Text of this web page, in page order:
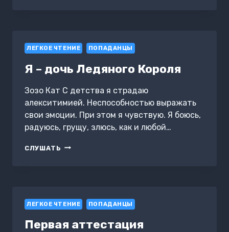
ЛЕГКОЕ ЧТЕНИЕ ПОПАДАНЦЫ
Я – дочь Ледяного Короля
Зозо Кат С детства я страдаю
алекситимией. Неспособностью выражать
свои эмоции. При этом я чувствую. Я боюсь,
радуюсь, грущу, злюсь, как и любой…
СЛУШАТЬ Я
ЛЕГКОЕ ЧТЕНИЕ ПОПАДАНЦЫ
Первая аттестация